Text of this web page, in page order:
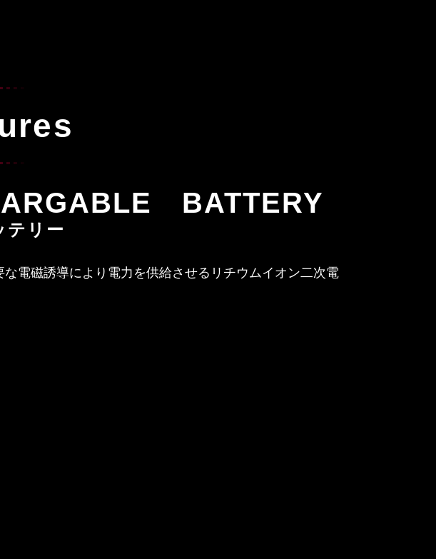
BATTERY
テリー
な電磁誘導により電力を供給させるリチウムイオン二次電